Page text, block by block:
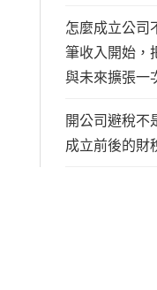
怎麼成立公司
筆收入開始，
與未來擴張一
開公司避稅不
成立前後的財